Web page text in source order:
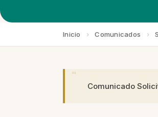
Inicio › Comunicados ›
Comunicado